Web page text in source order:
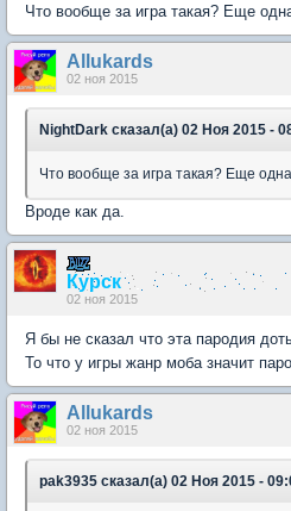
Что вообще за игра такая? Еще
Аllukards
02 ноя 2015
NightDark сказал(а) 02 Ноя 2015 -
Что вообще за игра такая? Еще
Вроде как да.
Курск
02 ноя 2015
Я бы не сказал что эта пародия
То что у игры жанр моба значит
Аllukards
02 ноя 2015
pak3935 сказал(а) 02 Ноя 2015 -